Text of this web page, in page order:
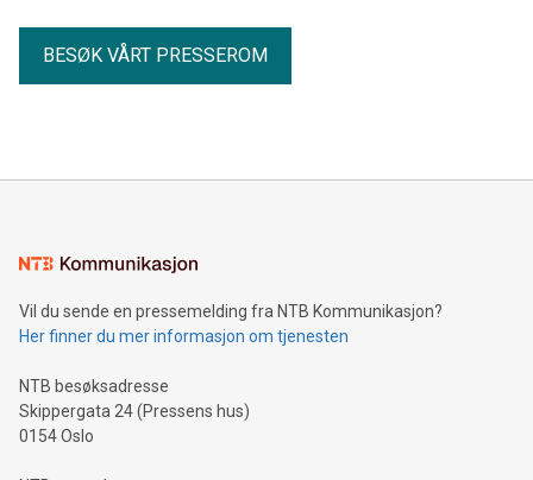
BESØK VÅRT PRESSEROM
Vil du sende en pressemelding fra NTB Kommunikasjon?
Her finner du mer informasjon om tjenesten
NTB besøksadresse
Skippergata 24 (Pressens hus)
0154 Oslo